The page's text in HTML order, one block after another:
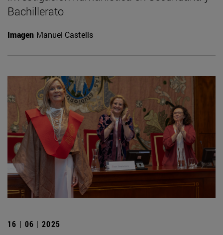
Bachillerato
Imagen Manuel Castells
16 | 06 | 2025